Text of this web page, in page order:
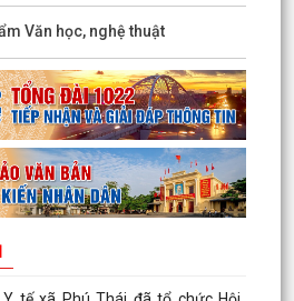
Văn học, nghệ thuật
nạp Đảng viên theo Hướng dẫn số
19/05/2026 cả Ban Bí thư.
trị xã Phú Thái tổ chức Lễ bế
nhận thức về Đảng khóa IV
đạo của Ban Tuyên giáo và Dân